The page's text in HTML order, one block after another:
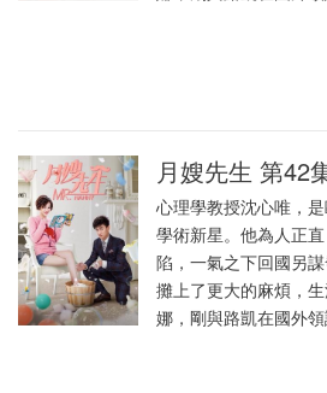
月嫂先生 第42
心理學教授沈心唯，
學術新星。他為人正
陷，一氣之下回國另
攤上了更大的麻煩，
娜，剛與路凱在國外